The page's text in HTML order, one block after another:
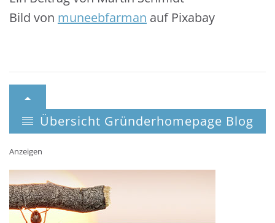
Bild von muneebfarman auf Pixabay
Übersicht Gründerhomepage Blog
Anzeigen